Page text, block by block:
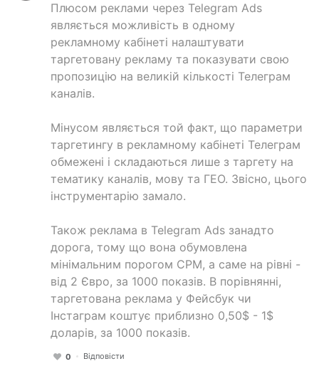
Плюсом реклами через Telegram Ads
являється можливість в одному
рекламному кабінеті налаштувати
таргетовану рекламу та показувати свою
пропозицію на великій кількості Телеграм
каналів.
Мінусом являється той факт, що параметри
таргетингу в рекламному кабінеті Телеграм
обмежені і складаються лише з таргету на
тематику каналів, мову та ГЕО. Звісно, цього
інструментарію замало.
Також реклама в Telegram Ads занадто
дорога, тому що вона обумовлена
мінімальним порогом CPM, а саме на рівні -
від 2 Євро, за 1000 показів. В порівнянні,
таргетована реклама у Фейсбук чи
Інстаграм коштує приблизно 0,50$ - 1$
доларів, за 1000 показів.
0 Відповісти